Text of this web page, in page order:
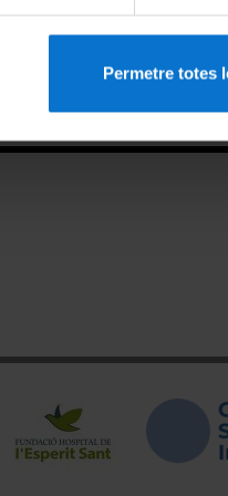
Permetre totes